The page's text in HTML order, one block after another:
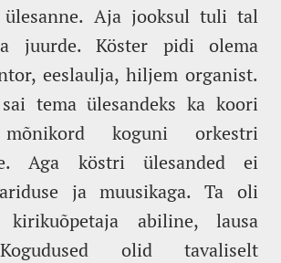
Aja jooksul tuli tal
juurde. Köster pidi olema
eeslaulja, hiljem organist.
tema ülesandeks ka koori
koguni orkestri
Aga köstri ülesanded ei
ja muusikaga. Ta oli
abiline, lausa
olid tavaliselt